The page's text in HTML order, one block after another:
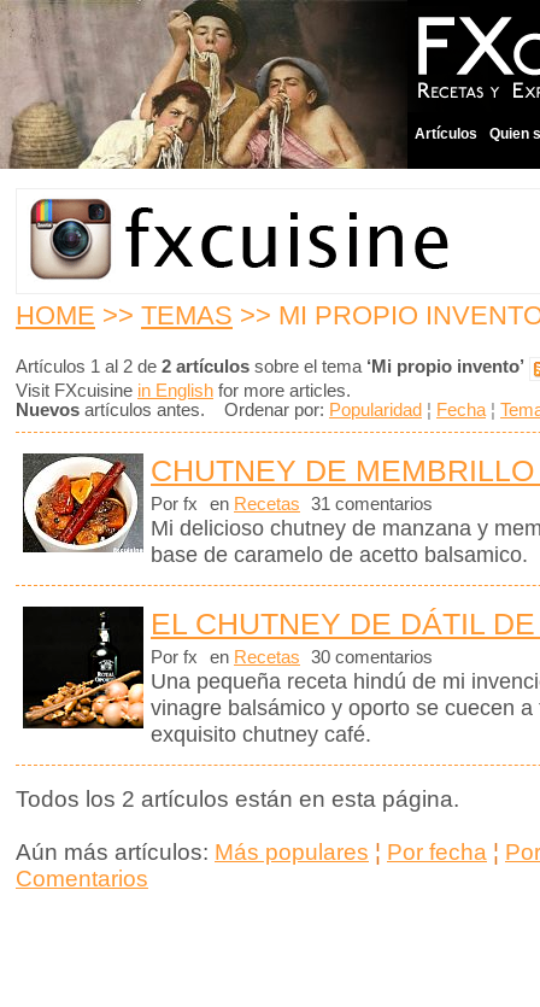
Artículos Quien
HOME >> TEMAS >> MI PROPIO
Artículos 1 al 2 de 2 artículos sobre el tema ‘Mi propio invento’
Visit FXcuisine in English for more articles.
Nuevos artículos antes. Ordenar por: Popularidad ¦ Fecha ¦
CHUTNEY DE
Por fx en Recetas 31 comentarios
Mi delicioso chutney de manzana y
base de caramelo de acetto balsamico.
EL CHUTNEY DE DÁTIL
Por fx en Recetas 30 comentarios
Una pequeña receta hindú de mi
vinagre balsámico y oporto se cuecen
exquisito chutney café.
Todos los 2 artículos están en esta página.
Aún más artículos: Más populares ¦ Por fecha ¦
Comentarios